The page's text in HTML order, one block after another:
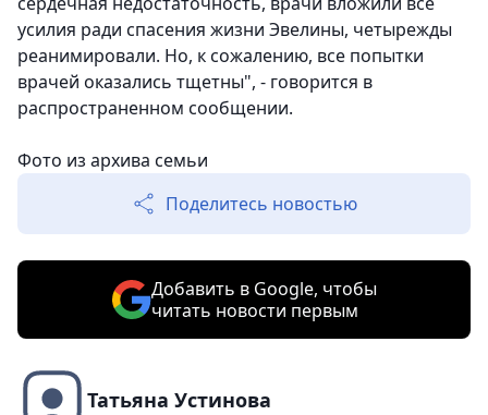
усилия ради спасения жизни Эвелины, четырежды
реанимировали. Но, к сожалению, все попытки
врачей оказались тщетны", - говорится в
распространенном сообщении.
Фото из архива семьи
Поделитесь новостью
Добавить в Google, чтобы
читать новости первым
Татьяна Устинова